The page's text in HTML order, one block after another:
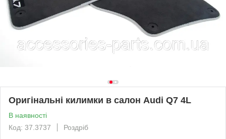
Оригінальні килимки в салон Audi Q7 4L
В наявності
Код: 37.3737
Роздріб